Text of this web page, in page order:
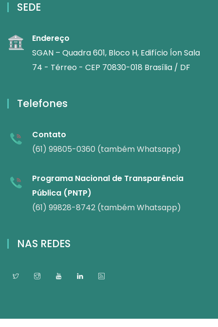
SEDE
Endereço
SGAN – Quadra 601, Bloco H, Edifício Íon Sala
74 - Térreo - CEP 70830-018 Brasília / DF
Telefones
Contato
(61) 99805-0360 (também Whatsapp)
Programa Nacional de Transparência
Pública (PNTP)
(61) 99828-8742 (também Whatsapp)
NAS REDES